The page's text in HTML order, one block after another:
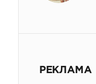
РЕКЛАМА